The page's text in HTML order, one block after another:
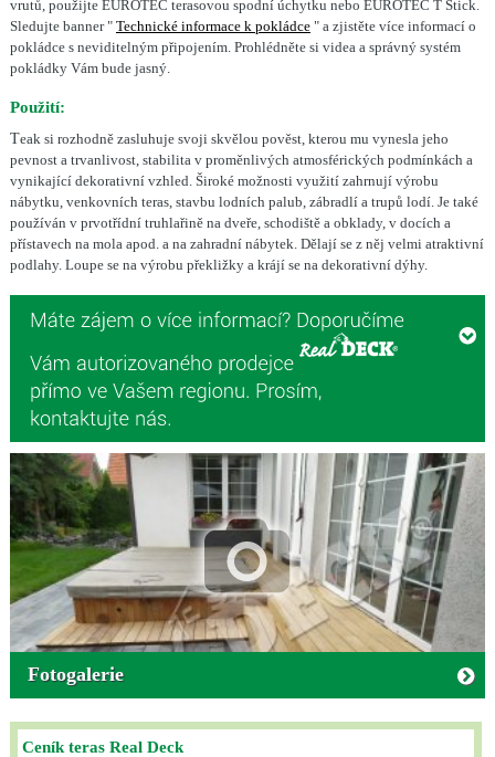
vrutů, použijte EUROTEC terasovou spodní úchytku nebo EUROTEC T Stick.
Sledujte banner " Technické informace k pokládce" a zjistěte více informací o
pokládce s neviditelným připojením. Prohlédněte si videa a správný systém
pokládky Vám bude jasný.
Použití:
Teak si rozhodně zasluhuje svoji skvělou pověst, kterou mu vynesla jeho
pevnost a trvanlivost, stabilita v proměnlivých atmosférických podmínkách a
vynikající dekorativní vzhled. Široké možnosti využití zahrnují výrobu
nábytku, venkovních teras, stavbu lodních palub, zábradlí a trupů lodí. Je také
používán v prvotřídní truhlařině na dveře, schodiště a obklady, v docích a
přístavech na mola apod. a na zahradní nábytek. Dělají se z něj velmi atraktivní
podlahy. Loupe se na výrobu překližky a krájí se na dekorativní dýhy.
Fotogalerie
Ceník teras Real Deck